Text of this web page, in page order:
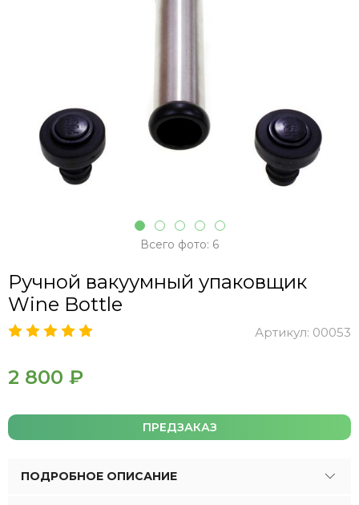
Всего фото: 6
Ручной вакуумный упаковщик
Wine Bottle
Артикул: 00053
2 800 ₽
ПРЕДЗАКАЗ
ПОДРОБНОЕ ОПИСАНИЕ